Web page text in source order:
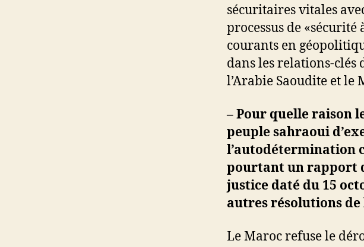
sécuritaires vitales
processus de «sécurité
courants en
dans les relations-clés
l’Arabie Saoudite et le
– Pour quelle raison
peuple sahraoui
l’autodétermination
pourtant un rapport
justice daté du 15
autres résolutions de
Le Maroc refuse le